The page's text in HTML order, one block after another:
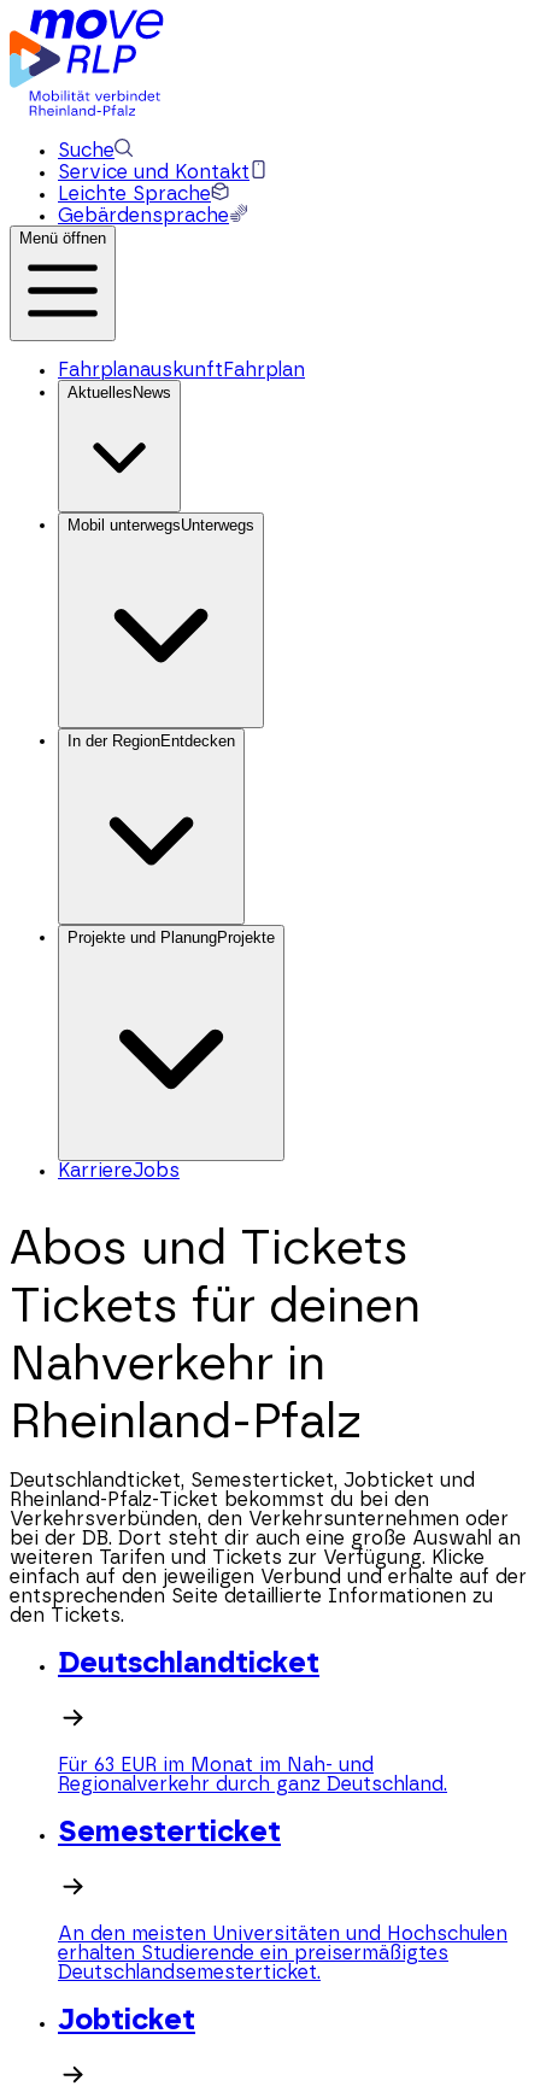
Suche
Service und Kontakt
Leichte Sprache
Gebärdensprache
Menü öffnen
Fahrplanauskunft Fahrplan
Aktuelles News
Mobil unterwegsUnterwegs
In der RegionEntdecken
Projekte und PlanungProjekte
KarriereJobs
Abos und Tickets
Tickets für deinen
Nahverkehr in
Rheinland-Pfalz
Deutschlandticket, Semesterticket, Jobticket und
Rheinland-Pfalz-Ticket bekommst du bei den
Verkehrsverbünden, den Verkehrsunternehmen oder
bei der DB. Dort steht dir auch eine große Auswahl an
weiteren Tarifen und Tickets zur Verfügung. Klicke
einfach auf den jeweiligen Verbund und erhalte auf der
entsprechenden Seite detaillierte Informationen zu
den Tickets.
Deutschlandticket
Für 63 EUR im Monat im Nah- und
Regionalverkehr durch ganz Deutschland.
Semesterticket
An den meisten Universitäten und Hochschulen
erhalten Studierende ein preisermäßigtes
Deutschlandsemesterticket.
Jobticket